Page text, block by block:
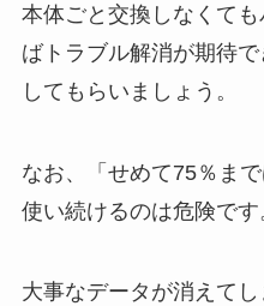
本体ごと交換しなくて
ばトラブル解消が期待
してもらいましょう。
なお、「せめて75％ま
使い続けるのは危険です
大事なデータが消えて